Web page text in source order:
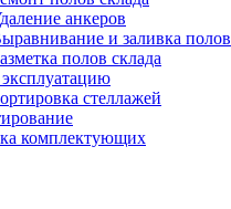
анкеров
и заливка полов
полов склада
стеллажей
комплектующих